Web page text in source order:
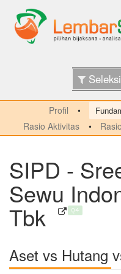
Seleksi
Profil
Rasio Aktivitas
SIPD -
Sewu
Tbk Q4
Aset vs Hutang